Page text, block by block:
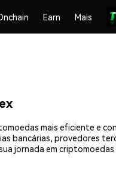
Earn Mais
mais eficiente e
bancárias, provedores
jornada em